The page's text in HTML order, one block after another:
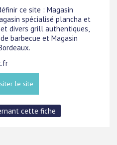
ce site : Magasin
spécialisé plancha et
divers grill authentiques,
barbecue et Magasin
le site